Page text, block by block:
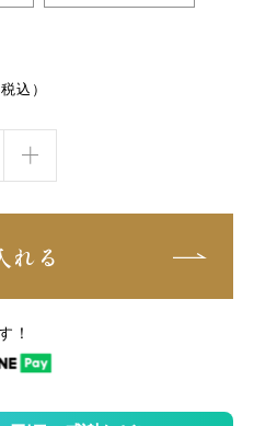
税込）
れる
！